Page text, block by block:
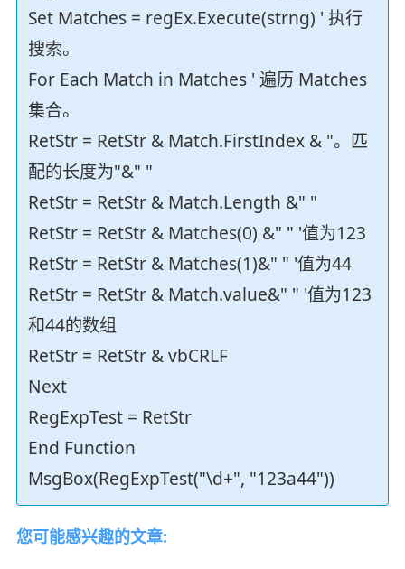
Set Matches = regEx.Execute(strng) ' 执行
搜索。
For Each Match in Matches ' 遍历 Matches
集合。
RetStr = RetStr & Match.FirstIndex & "。匹
配的长度为"&" "
RetStr = RetStr & Match.Length &" "
RetStr = RetStr & Matches(0) &" " '值为123
RetStr = RetStr & Matches(1)&" " '值为44
RetStr = RetStr & Match.value&" " '值为123
和44的数组
RetStr = RetStr & vbCRLF
Next
RegExpTest = RetStr
End Function
MsgBox(RegExpTest("\d+", "123a44"))
您可能感兴趣的文章: